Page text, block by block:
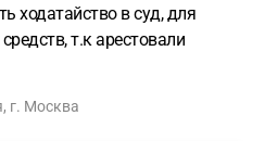
ходатайство в суд, для
т.к арестовали
, г. Москва